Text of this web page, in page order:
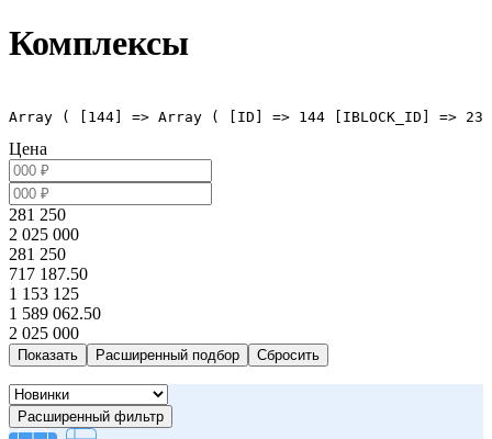
Комплексы
Array ( [144] => Array ( [ID] => 144 [IBLOCK_ID] => 23
Цена
281 250
2 025 000
281 250
717 187.50
1 153 125
1 589 062.50
2 025 000
Расширенный подбор
Расширенный фильтр